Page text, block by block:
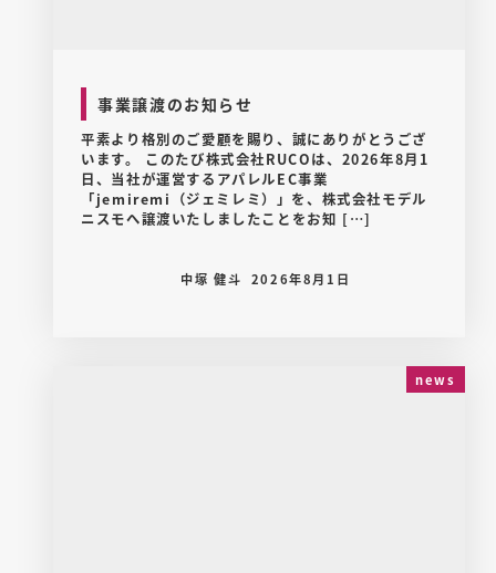
事業譲渡のお知らせ
平素より格別のご愛顧を賜り、誠にありがとうござ
います。 このたび株式会社RUCOは、2026年8月1
日、当社が運営するアパレルEC事業
「jemiremi（ジェミレミ）」を、株式会社モデル
ニスモへ譲渡いたしましたことをお知 […]
中塚 健斗 2026年8月1日
news